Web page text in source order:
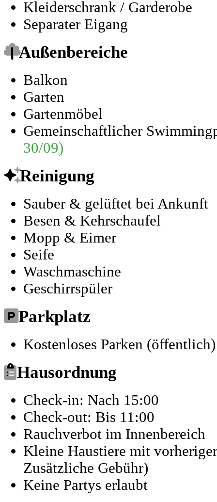
Kleiderschrank / Garderobe
Separater Eigang
Außenbereiche
Balkon
Garten
Gartenmöbel
Gemeinschaftlicher
30/09)
Reinigung
Sauber & gelüftet bei Ankunft
Besen & Kehrschaufel
Mopp & Eimer
Seife
Waschmaschine
Geschirrspüler
Parkplatz
Kostenloses Parken (öffentlich)
Hausordnung
Check-in: Nach 15:00
Check-out: Bis 11:00
Rauchverbot im Innenbereich
Kleine Haustiere mit
Zusätzliche Gebühr)
Keine Partys erlaubt